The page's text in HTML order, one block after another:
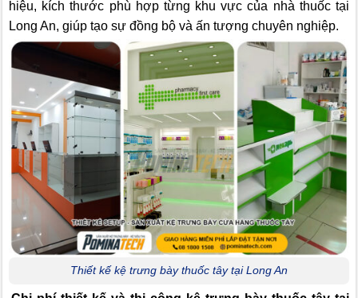
hiệu, kích thước phù hợp từng khu vực của nhà thuốc tại
Long An, giúp tạo sự đồng bộ và ấn tượng chuyên nghiệp.
Thiết kế kệ trưng bày thuốc tây tại Long An